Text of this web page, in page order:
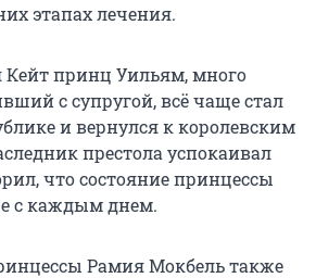
этапах лечения.
Кейт принц Уильям, много
с супругой, всё чаще стал
и вернулся к королевским
престола успокаивал
что состояние принцессы
с каждым днем.
Рамия Мокбель также